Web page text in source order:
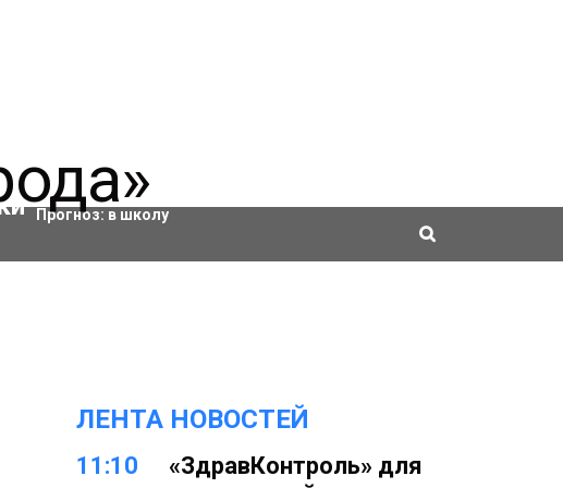
Актировки
Прогноз: в школу
ЛЕНТА НОВОСТЕЙ
11:10
«ЗдравКонтроль» для